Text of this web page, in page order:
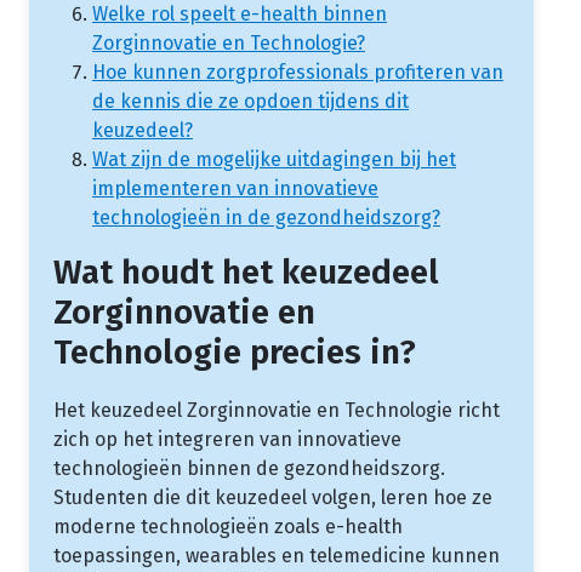
Welke rol speelt e-health binnen
Zorginnovatie en Technologie?
Hoe kunnen zorgprofessionals profiteren van
de kennis die ze opdoen tijdens dit
keuzedeel?
Wat zijn de mogelijke uitdagingen bij het
implementeren van innovatieve
technologieën in de gezondheidszorg?
Wat houdt het keuzedeel
Zorginnovatie en
Technologie precies in?
Het keuzedeel Zorginnovatie en Technologie richt
zich op het integreren van innovatieve
technologieën binnen de gezondheidszorg.
Studenten die dit keuzedeel volgen, leren hoe ze
moderne technologieën zoals e-health
toepassingen, wearables en telemedicine kunnen